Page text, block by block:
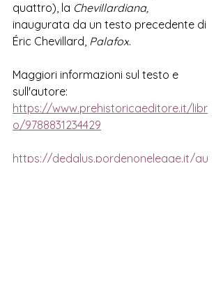
quattro), la Chevillardiana,
inaugurata da un testo precedente di
Éric Chevillard, Palafox.
Maggiori informazioni sul testo e
sull'autore:
https://www.prehistoricaeditore.it/libr
o/9788831234429
https://dedalus.pordenonelegge.it/au